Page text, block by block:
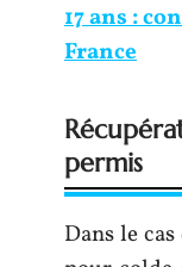
17 ans :
France
permis
Dans le